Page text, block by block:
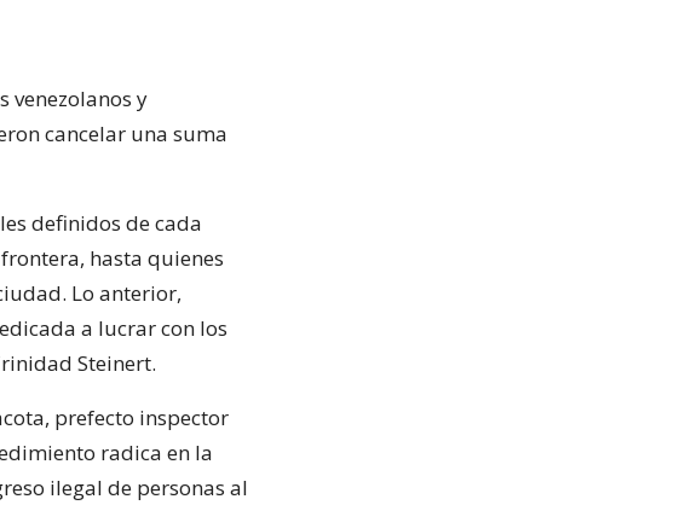
venezolanos y
cancelar una suma
definidos de cada
hasta quienes
Lo anterior,
a lucrar con los
Steinert.
prefecto inspector
radica en la
ilegal de personas al